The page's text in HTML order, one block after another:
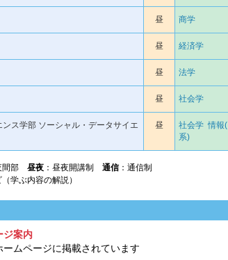
昼 商学
昼 経済学
昼 法学
昼 社会学
ス学部 ソーシャル・データサイエ
昼 社会学 情報
系)
間部 昼夜 ：昼夜開講制 通信：通信制
学ぶ内容の解説）
ジ案内
ムページに掲載されています